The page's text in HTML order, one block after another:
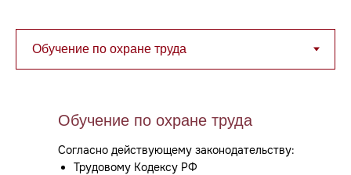
Обучение по охране труда
Согласно действующему законодательству:
Трудовому Кодексу РФ